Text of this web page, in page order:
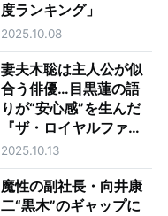
度ランキング」
2025.10.08
妻夫木聡は主人公が似
合う俳優…目黒蓮の語
りが“安心感”を生んだ
『ザ・ロイヤルファミ
リー』第1話
2025.10.13
魔性の副社長・向井康
二“黒木”のギャップに